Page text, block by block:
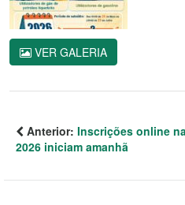
VER GALERIA
Anterior: Inscrições online
2026 iniciam amanhã